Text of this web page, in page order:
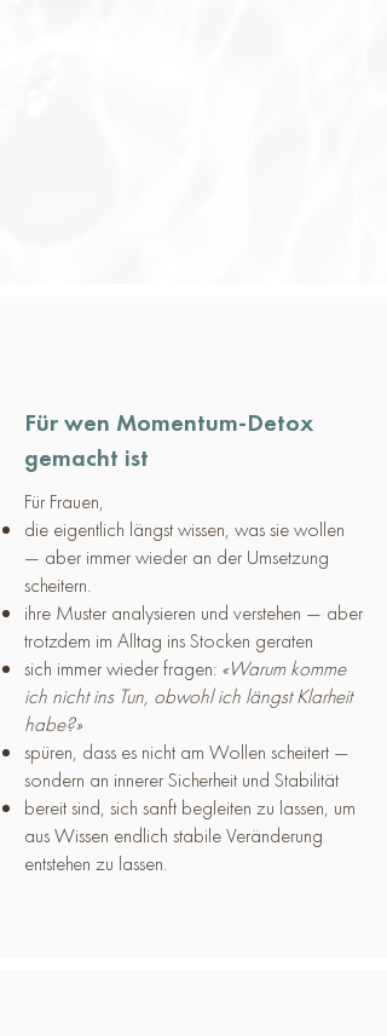
Für wen Momentum-Detox
gemacht ist
Für Frauen,
die eigentlich längst wissen, was sie wollen
— aber immer wieder an der Umsetzung
scheitern.
ihre Muster analysieren und verstehen — aber
trotzdem im Alltag ins Stocken geraten
sich immer wieder fragen: «Warum komme
ich nicht ins Tun, obwohl ich längst Klarheit
habe?»
spüren, dass es nicht am Wollen scheitert —
sondern an innerer Sicherheit und Stabilität
bereit sind, sich sanft begleiten zu lassen, um
aus Wissen endlich stabile Veränderung
entstehen zu lassen.